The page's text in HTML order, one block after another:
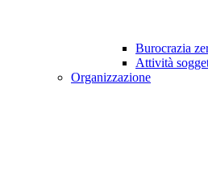
Burocrazia
Attività
Organizzazione